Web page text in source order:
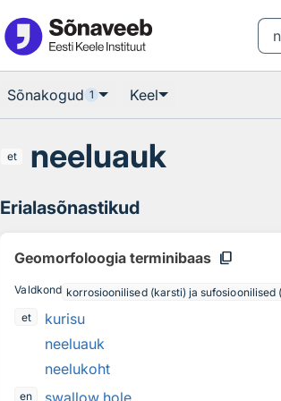
Sõnakogud 1 Keel
et neeluauk
Erialasõnastikud
Geomorfoloogia terminibaas content_copy
Valdkond korrosioonilised (karsti) ja
et
kurisu
neeluauk
neelukoht
en
swallow hole